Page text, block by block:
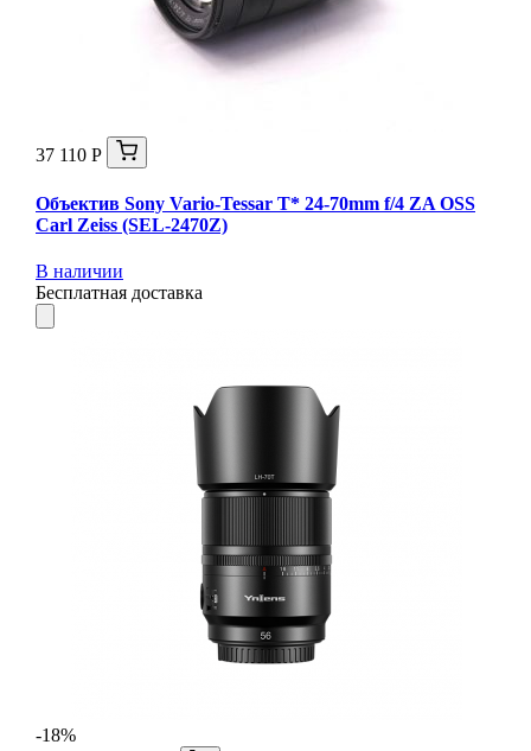
37 110 Р
Объектив Sony Vario-Tessar T* 24-70mm f/4 ZA OSS
Carl Zeiss (SEL-2470Z)
В наличии
Бесплатная доставка
-18%